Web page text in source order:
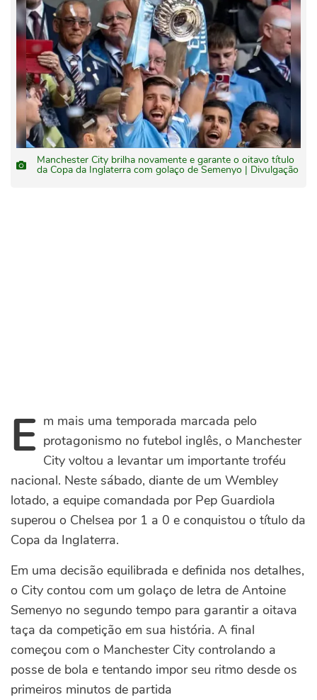
Manchester City brilha novamente e garante o oitavo título
da Copa da Inglaterra com golaço de Semenyo | Divulgação
E m mais uma temporada marcada pelo
protagonismo no futebol inglês, o Manchester
City voltou a levantar um importante troféu
nacional. Neste sábado, diante de um Wembley
lotado, a equipe comandada por Pep Guardiola
superou o Chelsea por 1 a 0 e conquistou o título da
Copa da Inglaterra.
Em uma decisão equilibrada e definida nos detalhes,
o City contou com um golaço de letra de Antoine
Semenyo no segundo tempo para garantir a oitava
taça da competição em sua história. A final
começou com o Manchester City controlando a
posse de bola e tentando impor seu ritmo desde os
primeiros minutos de partida